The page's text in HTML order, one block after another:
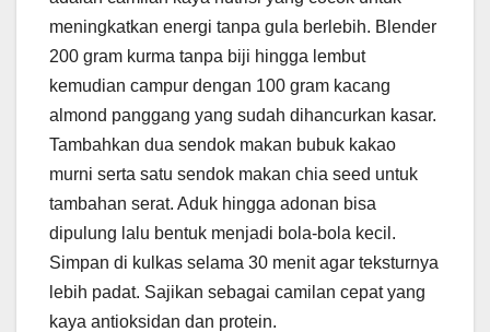
meningkatkan energi tanpa gula berlebih. Blender
200 gram kurma tanpa biji hingga lembut
kemudian campur dengan 100 gram kacang
almond panggang yang sudah dihancurkan kasar.
Tambahkan dua sendok makan bubuk kakao
murni serta satu sendok makan chia seed untuk
tambahan serat. Aduk hingga adonan bisa
dipulung lalu bentuk menjadi bola-bola kecil.
Simpan di kulkas selama 30 menit agar teksturnya
lebih padat. Sajikan sebagai camilan cepat yang
kaya antioksidan dan protein.